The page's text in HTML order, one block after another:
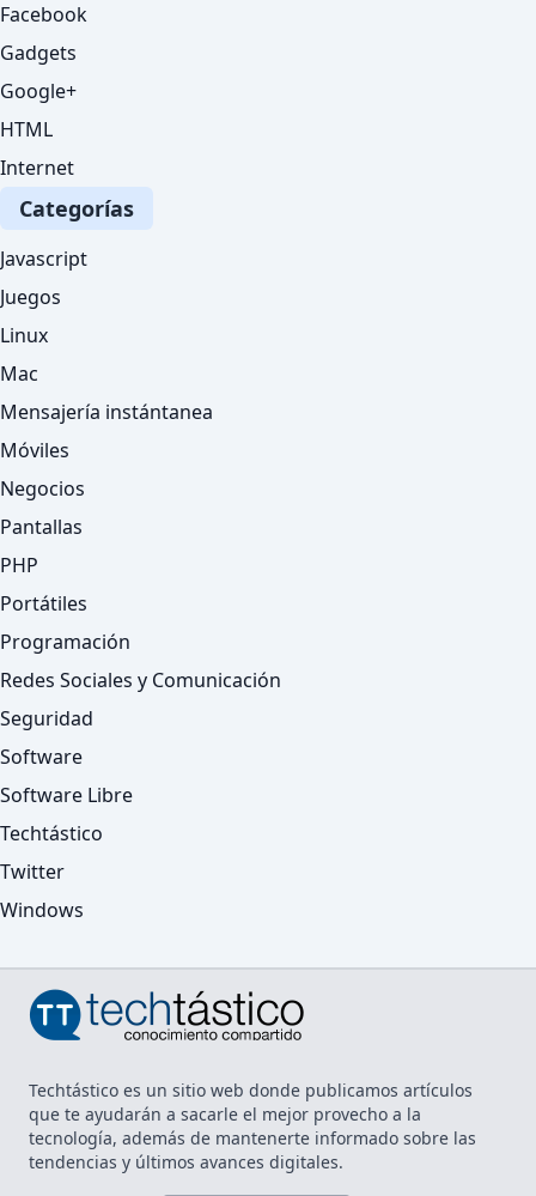
Facebook
Gadgets
Google+
HTML
Internet
Categorías
Javascript
Juegos
Linux
Mac
Mensajería instántanea
Móviles
Negocios
Pantallas
PHP
Portátiles
Programación
Redes Sociales y Comunicación
Seguridad
Software
Software Libre
Techtástico
Twitter
Windows
Techtástico es un sitio web donde publicamos artículos
que te ayudarán a sacarle el mejor provecho a la
tecnología, además de mantenerte informado sobre las
tendencias y últimos avances digitales.